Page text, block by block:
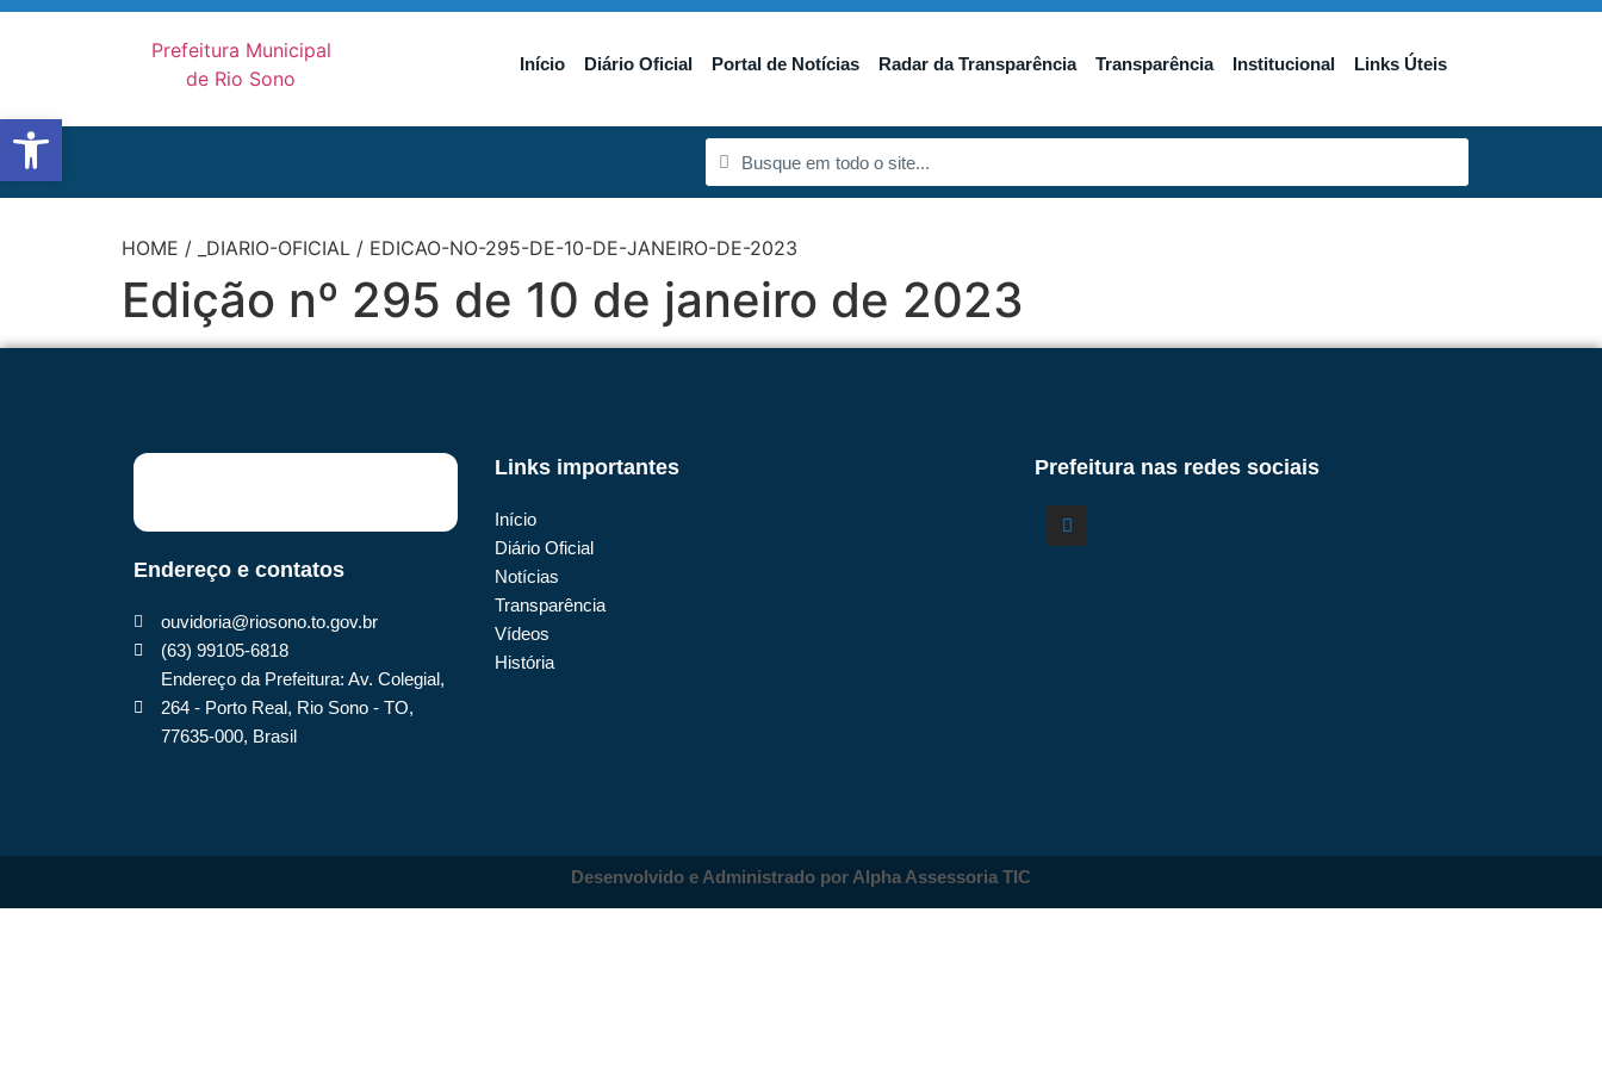
Abrir a barra de ferramentas
Início Diário Oficial Portal de Notícias Radar da Transparência Transparência Institucional Links Úteis
HOME / _DIARIO-OFICIAL / EDICAO-NO-295-DE-10-DE-JANEIRO-DE-2023
Edição nº 295 de 10 de janeiro de 2023
Endereço e contatos
ouvidoria@riosono.to.gov.br
(63) 99105-6818
Endereço da Prefeitura: Av. Colegial,
264 - Porto Real, Rio Sono - TO,
77635-000, Brasil
Links importantes
Início
Diário Oficial
Notícias
Transparência
Vídeos
História
Prefeitura nas redes sociais
Desenvolvido e Administrado por Alpha Assessoria TIC